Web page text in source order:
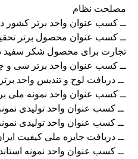
مصلحت نظام
ــ کسب عنوان واحد برتر کشور در سال 1391 در همایش امنیت غذایی از طرف مرکز تحقیقات استراتژیک
تجارت برای محصول شکر سفید
ــ کسب عنوان واحد برتر سی و
ــ دریافت لوح و تندیس واحد برتر ملی در سی و
ــ کسب عنوان واحد نمونه ملی
ــ کسب عنوان واحد تولیدی نمونه
ــ کسب عنوان واحد تولیدی
ــ دریافت جایزه ملی کیفیت
ــ کسب عنوان واحد نمونه